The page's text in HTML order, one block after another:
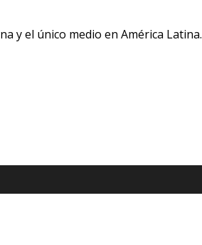
y el único medio en América Latina.